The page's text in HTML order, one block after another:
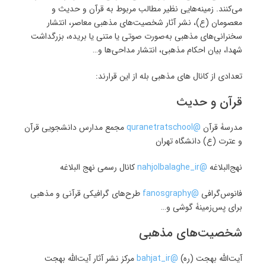
می‌کنند. زمینه‌هایی نظیر مطالب مربوط به قرآن و حدیث و
معصومان (ع)، نشر آثار شخصیت‌های مذهبی معاصر، انتشار
سخنرانی‌های مذهبی به‌صورت صوتی یا متنی یا بریده، بزرگداشت
شهدا، بیان احکام مذهبی، انتشار مداحی‌ها و…
تعدادی از کانال های مذهبی بله از این قرارند:
قرآن و حدیث
مدرسۀ قرآن @quranetratschool
مجمع مدارس دانشجویی قرآن
و عترت (ع) دانشگاه تهران
نهج‌البلاغه @nahjolbalaghe_ir
کانال رسمی نهج البلاغه
فانوس‌گرافی @fanosgraphy
طرح‌های گرافیکی قرآنی و مذهبی
برای پس‌زمینۀ گوشی و…
شخصیت‌های مذهبی
آیت‌الله بهجت (ره) @bahjat_ir
مرکز نشر آثار آیت‌الله بهجت